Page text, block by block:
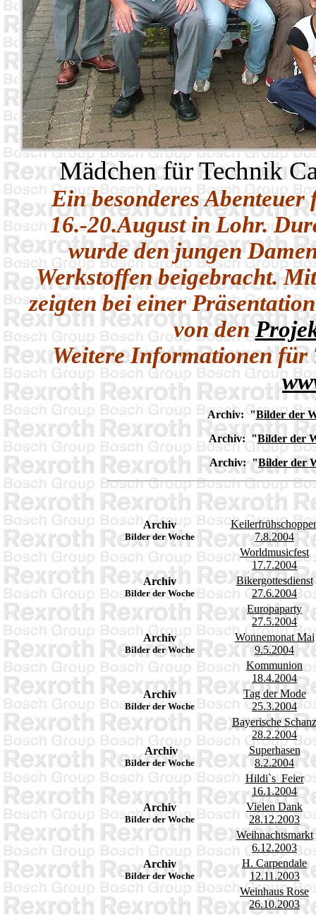
Mädchen für Technik
Ein besonderes
16.-20.August in Lohr.
wurde den jungen
Werkstoffen beigebracht.
zeigten bei einer
von den
Weitere Informationen
Archiv: "Bilder der
Archiv: "Bilder der
Archiv: "Bilder der
Archiv
Bilder der Woche
7.8.2004
Worldmusicfest
17.7.2004
Archiv
Bilder der Woche
Bikergottesdienst
27.6.2004
Europaparty
27.5.2004
Archiv
Bilder der Woche
Wonnemonat Mai
9.5.2004
Kommunion
18.4.2004
Archiv
Bilder der Woche
Tag der Mode
25.3.2004
Bayerische Schanz
28.2.2004
Archiv
Bilder der Woche
Superhasen
8.2.2004
Hildi`s Feier
16.1.2004
Archiv
Bilder der Woche
Vielen Dank
28.12.2003
Weihnachtsmarkt
6.12.2003
Archiv
Bilder der Woche
H. Carpendale
12.11.2003
Weinhaus Rose
26.10.2003